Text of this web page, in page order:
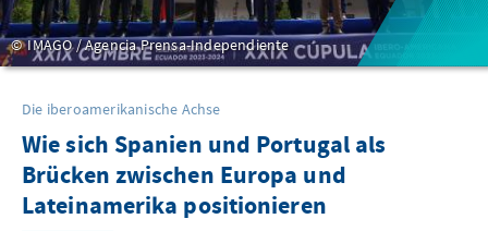
IMAGO / Agencia Prensa-Independiente
Die iberoamerikanische Achse
Wie sich Spanien und Portugal als
Brücken zwischen Europa und
Lateinamerika positionieren